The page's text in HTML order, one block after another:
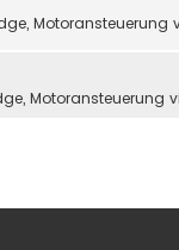
Motoransteuerung
Motoransteuerung